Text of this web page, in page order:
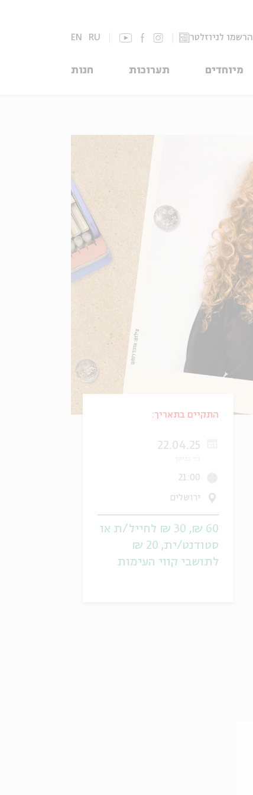
הרשמו לניוזלטר EN RU
מיוחדים תערוכות חנות
התקיים בתאריך:
22.04.25
21:00
ירושלים
60 ₪, 30 ₪ לחייל/ת או
סטודנט/ית, 20 ₪
לתושבי קווי העימות